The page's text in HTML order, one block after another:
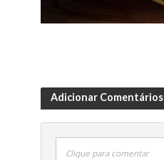
Adicionar Comentários
Clique para comentar